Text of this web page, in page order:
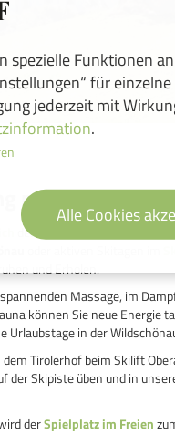
nach Wandern
des Landhotel Tirolerhof
und Erholen.
Massage, im
können Sie neue Energie
Urlaubstage in der
Tirolerhof beim Skilift
der Skipiste üben und in
derSpielplatz im Freien
Funktionen
für
jederzeit mit
.
Alle Cookies